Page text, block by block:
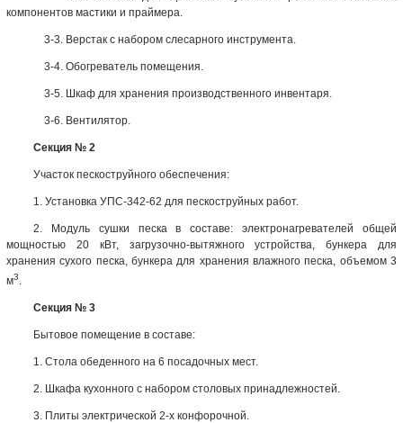
компонентов мастики и праймера.
3-3. Верстак с набором слесарного инструмента.
3-4. Обогреватель помещения.
3-5. Шкаф для хранения производственного инвентаря.
3-6. Вентилятор.
Секция № 2
Участок пескоструйного обеспечения:
1. Установка УПС-342-62 для пескоструйных работ.
2. Модуль сушки песка в составе: электронагревателей общей
мощностью 20 кВт, загрузочно-вытяжного устройства, бункера для
хранения сухого песка, бункера для хранения влажного песка, объемом 3
м3
Секция № 3
Бытовое помещение в составе:
1. Стола обеденного на 6 посадочных мест.
2. Шкафа кухонного с набором столовых принадлежностей.
3. Плиты электрической 2-х конфорочной.